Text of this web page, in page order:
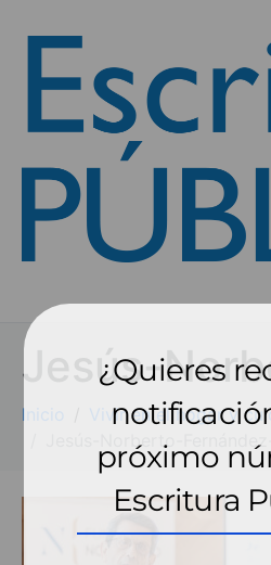
Inicio
Vivir en el hogar y
Jesús-Norberto-Fernández-1
¿Quieres
próximo
Escritura